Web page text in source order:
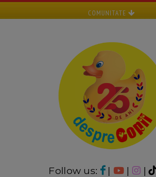
COMUNITATE
Follow us: | | |